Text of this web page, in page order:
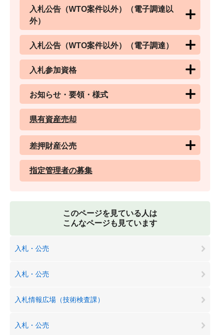
入札公告（WTO案件以外）（電子調達以
外）
入札公告（WTO案件以外）（電子調達）
入札参加資格
お知らせ・要領・様式
県有資産売却
差押財産公売
指定管理者の募集
このページを見ている人は
こんなページも見ています
入札・公売
入札・公売
入札情報広場（技術検査課）
入札・公売